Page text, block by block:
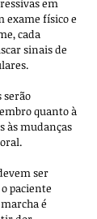
em
exame físico e
cada
sinais de
serão
quanto à
às mudanças
ser
paciente
é